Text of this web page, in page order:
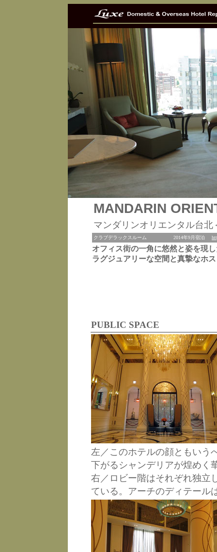
MANDARIN
マンダリンオリエンタル台北
クラブデラックスルーム 2014年9月宿泊
オフィス街の一角に悠然と姿を現
ラグジュアリーな空間と真摯なホ
PUBLIC SPACE
左／このホテルの顔ともいう
下がるシャンデリアが煌めく
右／ロビー階はそれぞれ独立
ている。アーチのディテール